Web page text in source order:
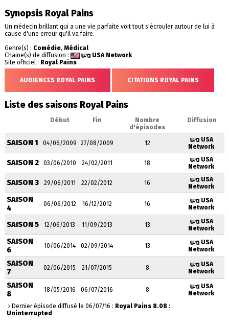
Synopsis Royal Pains
Un médecin brillant qui a une vie parfaite voit tout s'écrouler autour de lui à
cause d'une erreur qu'il va faire.
Genre(s) : Comédie, Médical
Chaine(s) de diffusion :
USA Network
Site officiel : Royal Pains
AUDIENCES ROYAL PAINS CITATIONS ROYAL PAINS
Liste des saisons Royal Pains
Début Fin
Nombre
d'épisodes
Diffusion
SAISON 1 04/06/2009 27/08/2009 12
USA
Network
SAISON 2 03/06/2010 24/02/2011 18
USA
Network
SAISON 3 29/06/2011 22/02/2012 16
USA
Network
SAISON
4
06/06/2012 16/12/2012 16
USA
Network
SAISON 5 12/06/2013 11/09/2013 13
USA
Network
SAISON
6
10/06/2014 02/09/2014 13
USA
Network
SAISON
7
02/06/2015 21/07/2015 8
USA
Network
SAISON
8
18/05/2016 06/07/2016 8
USA
Network
› Dernier épisode diffusé le 06/07/16 : Royal Pains 8.08 :
Uninterrupted